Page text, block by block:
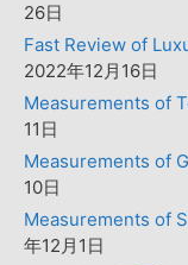
26日
Fast Review of
2022年12月16日
Measurements of
11日
Measurements of
10日
Measurements of
年12月1日